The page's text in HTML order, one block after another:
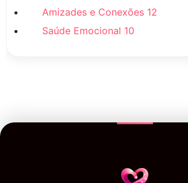
Amizades e Conexões 12
Saúde Emocional 10